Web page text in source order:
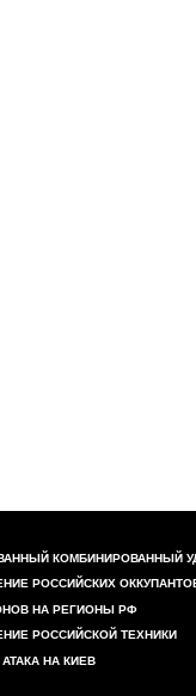
КОМБИНИРОВАННЫЙ
РОССИЙСКИХ
НА РЕГИОНЫ РФ
РОССИЙСКОЙ ТЕХНИКИ
НА КИЕВ